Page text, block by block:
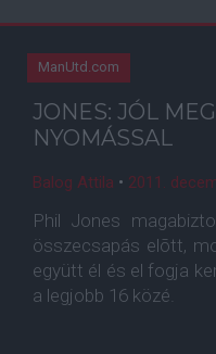
ManUtd.com
JONES: JÓL
NYOMÁSSAL
Balog Attila • 2011.
Phil Jones
összecsapás elõtt,
együtt él és el fogja
a legjobb 16 közé.